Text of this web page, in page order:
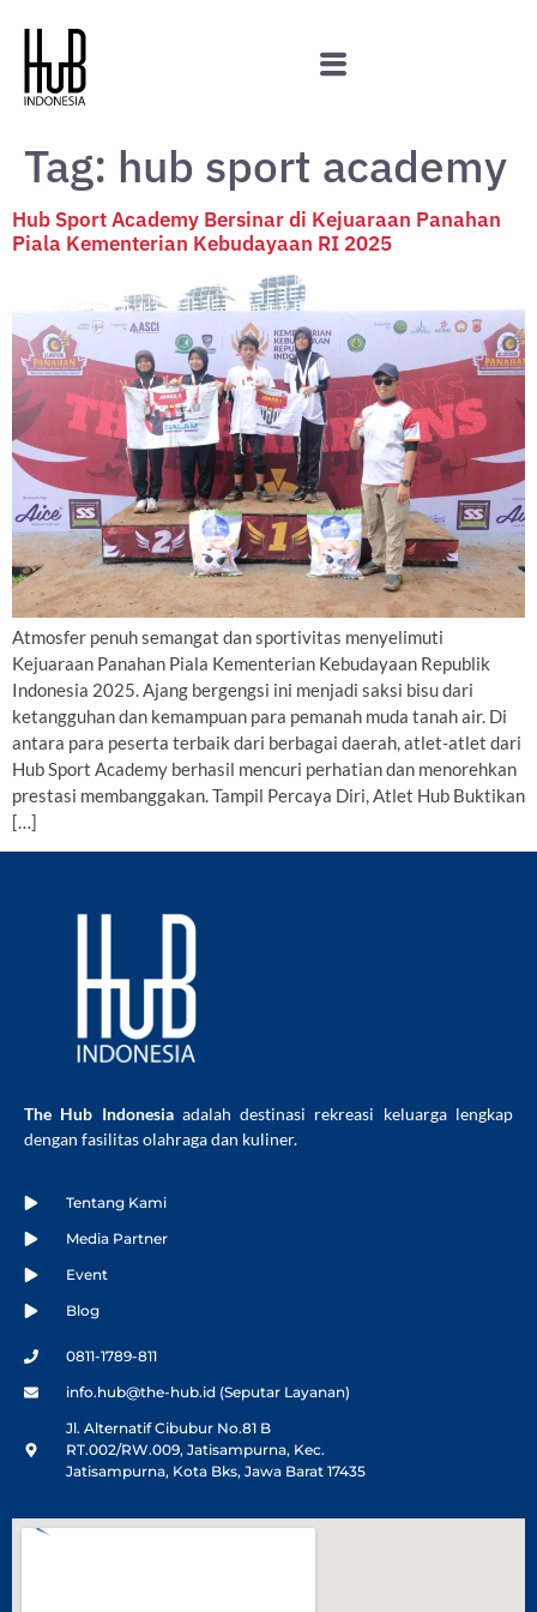
Tag: hub sport academy
Hub Sport Academy Bersinar di Kejuaraan Panahan
Piala Kementerian Kebudayaan RI 2025
Atmosfer penuh semangat dan sportivitas menyelimuti
Kejuaraan Panahan Piala Kementerian Kebudayaan Republik
Indonesia 2025. Ajang bergengsi ini menjadi saksi bisu dari
ketangguhan dan kemampuan para pemanah muda tanah air. Di
antara para peserta terbaik dari berbagai daerah, atlet-atlet dari
Hub Sport Academy berhasil mencuri perhatian dan menorehkan
prestasi membanggakan. Tampil Percaya Diri, Atlet Hub Buktikan
[…]
The Hub Indonesiaadalah destinasi rekreasi keluarga lengkap
dengan fasilitas olahraga dan kuliner.
Tentang Kami
Media Partner
Event
Blog
0811-1789-811
info.hub@the-hub.id (Seputar Layanan)
Jl. Alternatif Cibubur No.81 B
RT.002/RW.009, Jatisampurna, Kec.
Jatisampurna, Kota Bks, Jawa Barat 17435